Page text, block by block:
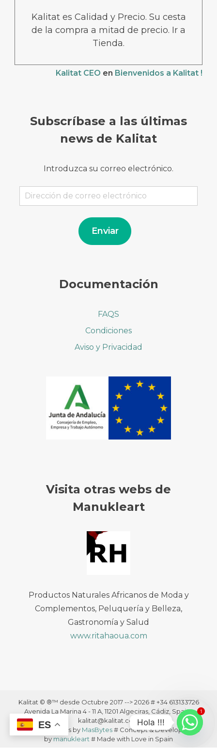
Kalitat es Calidad y Precio. Su cesta
de la compra a mitad de precio. Ir a
Tienda.
Kalitat CEO en Bienvenidos a Kalitat !
Subscríbase a las últimas
news de Kalitat
Introduzca su correo electrónico.
Dirección
de
Enviar
Documentación
FAQS
Condiciones
Aviso y Privacidad
Visita otras webs de
Manukleart
Productos Naturales Africanos de Moda y
Complementos, Peluquería y Belleza,
Gastronomía y Salud
www.ritahaoua.com
Kalitat © ®™ desde Octubre 2017 --> 2026 # +34 613133726
Avenida La Marina 4 - 11 A, 11201 Algeciras, Cádiz, Spain ·
kalitat@kalitat.com
# Cloud Services by MasBytes# Concept & Development
by manukleart # Made with Love in Spain
ES
1
Hola !!!